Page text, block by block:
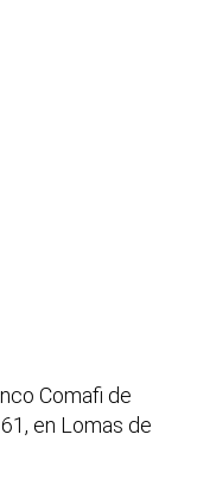
Comafi de
en Lomas de